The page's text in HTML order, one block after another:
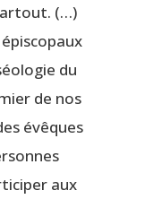
(…)
du
de nos
évêques
aux